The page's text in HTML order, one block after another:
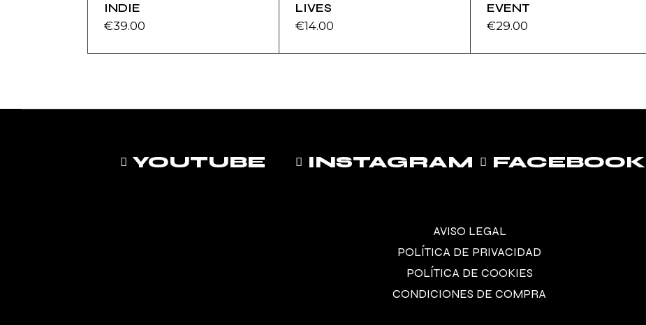
INDIE
€39.00
LIVES
€14.00
EVENT
€29.00
YOUTUBE INSTAGRAM FACEBOOK
AVISO LEGAL
POLÍTICA DE PRIVACIDAD
POLÍTICA DE COOKIES
CONDICIONES DE COMPRA